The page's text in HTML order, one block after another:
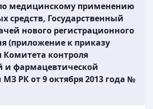
медицинскому применению
средств, Государственный
нового регистрационного
(приложение к приказу
Комитета контроля
и фармацевтической
МЗ РК от 9 октября 2013 года №